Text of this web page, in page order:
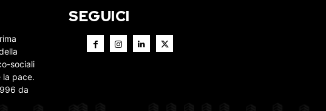
sociali
la pace.
da
SEGUICI